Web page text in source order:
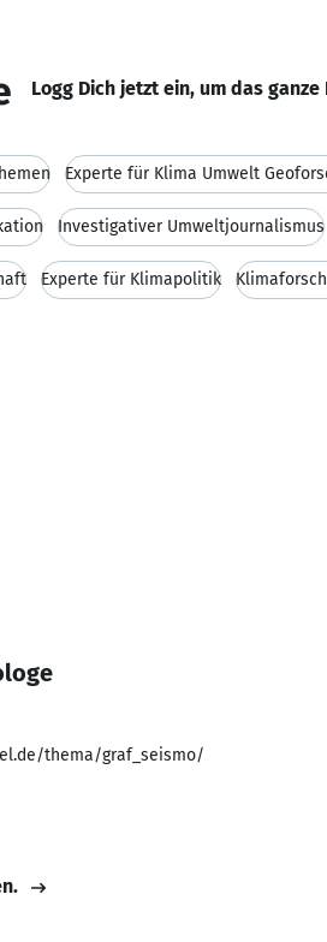
Logg Dich jetzt ein, um das
Experte für Klima Umwelt
Investigativer Umweltjournalismus
Experte für Klimapolitik
thema/graf_seismo/